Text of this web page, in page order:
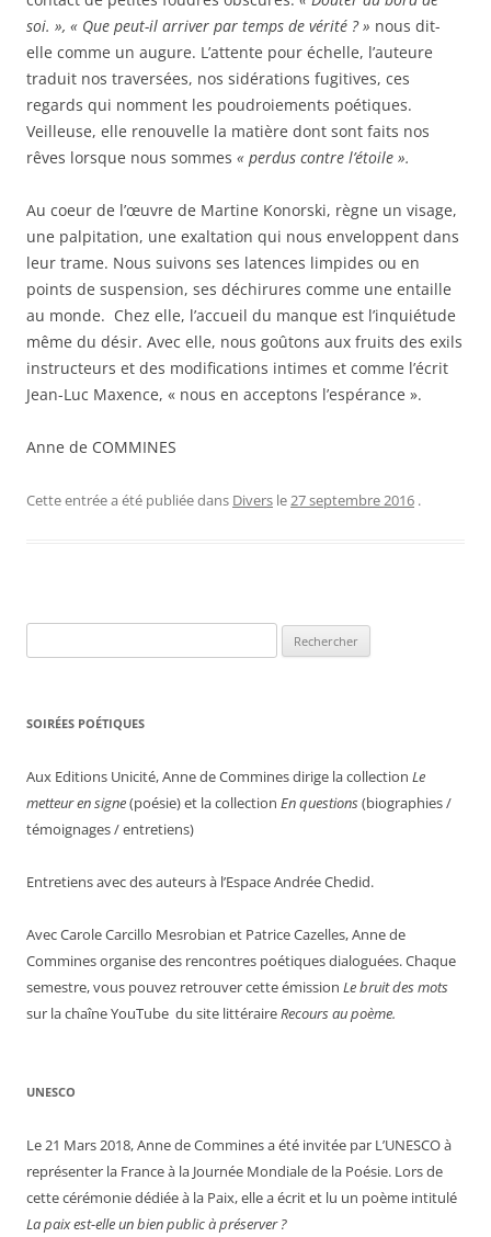
soi. », « Que peut-il arriver par temps de vérité ? » nous dit-
elle comme un augure. L’attente pour échelle, l’auteure
traduit nos traversées, nos sidérations fugitives, ces
regards qui nomment les poudroiements poétiques.
Veilleuse, elle renouvelle la matière dont sont faits nos
rêves lorsque nous sommes « perdus contre l’étoile ».
Au coeur de l’œuvre de Martine Konorski, règne un visage,
une palpitation, une exaltation qui nous enveloppent dans
leur trame. Nous suivons ses latences limpides ou en
points de suspension, ses déchirures comme une entaille
au monde. Chez elle, l’accueil du manque est l’inquiétude
même du désir. Avec elle, nous goûtons aux fruits des exils
instructeurs et des modifications intimes et comme l’écrit
Jean-Luc Maxence, « nous en acceptons l’espérance ».
Anne de COMMINES
Cette entrée a été publiée dans Divers le27 septembre 2016 .
SOIRÉES POÉTIQUES
Aux Editions Unicité, Anne de Commines dirige la collection Le
metteur en signe(poésie) et la collection En questions(biographies /
témoignages / entretiens)
Entretiens avec des auteurs à l’Espace Andrée Chedid.
Avec Carole Carcillo Mesrobian et Patrice Cazelles, Anne de
Commines organise des rencontres poétiques dialoguées. Chaque
semestre, vous pouvez retrouver cette émission Le bruit des mots
sur la chaîne YouTube du site littéraireRecours au poème.
UNESCO
Le 21 Mars 2018, Anne de Commines a été invitée par L’UNESCO à
représenter la France à la Journée Mondiale de la Poésie. Lors de
cette cérémonie dédiée à la Paix, elle a écrit et lu un poème intitulé
La paix est-elle un bien public à préserver ?